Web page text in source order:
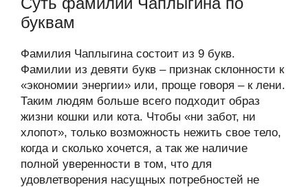
буквам
Фамилия Чаплыгина состоит из 9 букв.
Фамилии из девяти букв – признак склонности к
«экономии энергии» или, проще говоря – к лени.
Таким людям больше всего подходит образ
жизни кошки или кота. Чтобы «ни забот, ни
хлопот», только возможность нежить свое тело,
когда и сколько хочется, а так же наличие
полной уверенности в том, что для
удовлетворения насущных потребностей не